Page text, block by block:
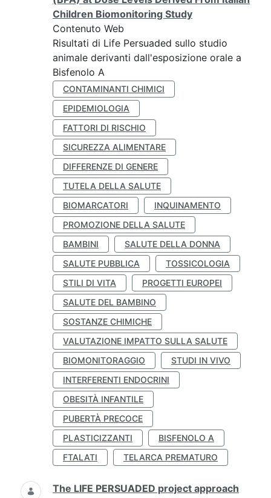
Children Biomonitoring Study
Contenuto Web
Risultati di Life Persuaded sullo studio
animale derivanti dall'esposizione orale a
Bisfenolo A
CONTAMINANTI CHIMICI
EPIDEMIOLOGIA
FATTORI DI RISCHIO
SICUREZZA ALIMENTARE
DIFFERENZE DI GENERE
TUTELA DELLA SALUTE
BIOMARCATORI
INQUINAMENTO
PROMOZIONE DELLA SALUTE
BAMBINI
SALUTE DELLA DONNA
SALUTE PUBBLICA
TOSSICOLOGIA
STILI DI VITA
PROGETTI EUROPEI
SALUTE DEL BAMBINO
SOSTANZE CHIMICHE
VALUTAZIONE IMPATTO SULLA SALUTE
BIOMONITORAGGIO
STUDI IN VIVO
INTERFERENTI ENDOCRINI
OBESITÀ INFANTILE
PUBERTÀ PRECOCE
PLASTICIZZANTI
BISFENOLO A
FTALATI
TELARCA PREMATURO
The LIFE PERSUADED project approach